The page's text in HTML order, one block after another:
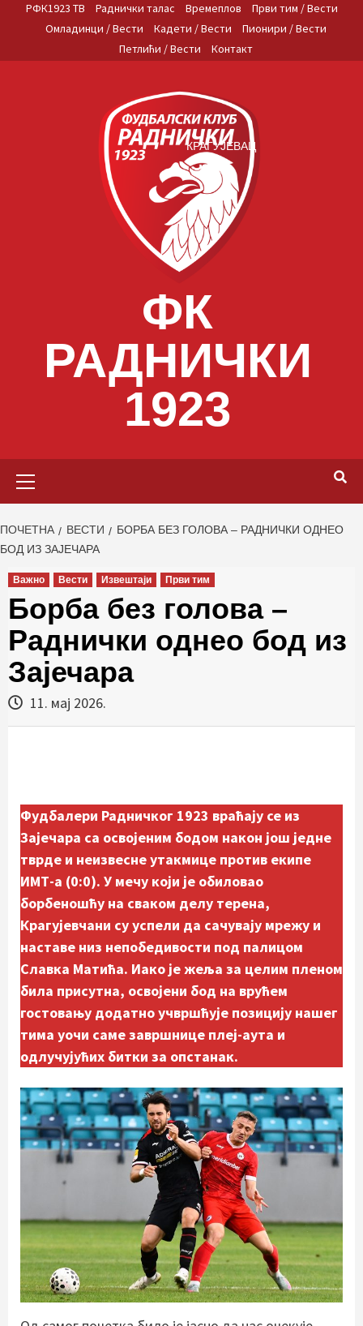
РФК1923 ТВ Раднички талас Времеплов
Први тим / Вести
Омладинци / Вести
Кадети / Вести
Пионири / Вести
Петлићи / Вести
Контакт
ФК
РАДНИЧКИ
1923
КРАГУЈЕВАЦ
ПОЧЕТНА ВЕСТИ
БОРБА БЕЗ ГОЛОВА – РАДНИЧКИ ОДНЕО
БОД ИЗ ЗАЈЕЧАРА
Важно Вести Извештаји Први тим
Борба без голова –
Раднички однео бод из
Зајечара
11. мај 2026.
Фудбалери Радничког 1923 враћају се из
Зајечара са освојеним бодом након још једне
тврде и неизвесне утакмице против екипе
ИМТ-а (0:0). У мечу који је обиловао
борбеношћу на сваком делу терена,
Крагујевчани су успели да сачувају мрежу и
наставе низ непобедивости под палицом
Славка Матића. Иако је жеља за целим пленом
била присутна, освојени бод на врућем
гостовању додатно учвршћује позицију нашег
тима уочи саме завршнице плеј-аута и
одлучујућих битки за опстанак.